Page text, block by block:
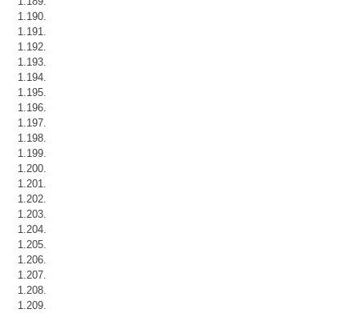
1.190.
1.191.
1.192.
1.193.
1.194.
1.195.
1.196.
1.197.
1.198.
1.199.
1.200.
1.201.
1.202.
1.203.
1.204.
1.205.
1.206.
1.207.
1.208.
1.209.